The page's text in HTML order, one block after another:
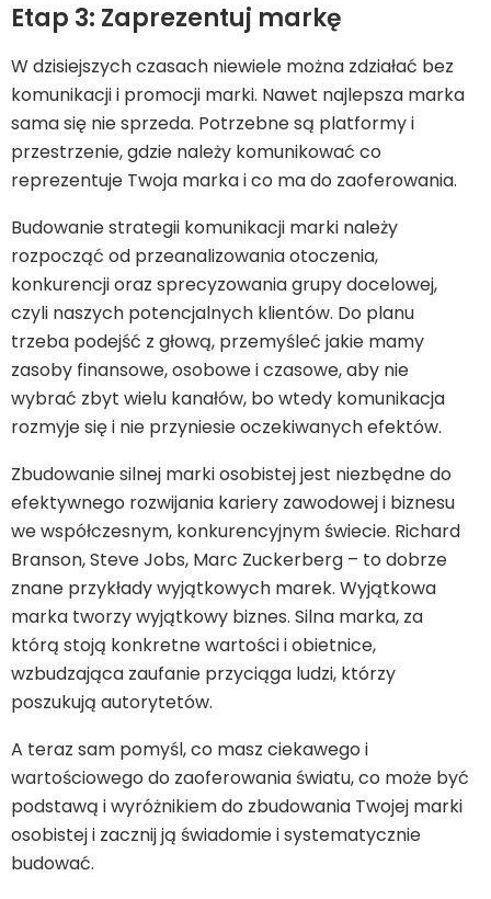
Etap 3: Zaprezentuj markę
W dzisiejszych czasach niewiele można zdziałać bez
komunikacji i promocji marki. Nawet najlepsza marka
sama się nie sprzeda. Potrzebne są platformy i
przestrzenie, gdzie należy komunikować co
reprezentuje Twoja marka i co ma do zaoferowania.
Budowanie strategii komunikacji marki należy
rozpocząć od przeanalizowania otoczenia,
konkurencji oraz sprecyzowania grupy docelowej,
czyli naszych potencjalnych klientów. Do planu
trzeba podejść z głową, przemyśleć jakie mamy
zasoby finansowe, osobowe i czasowe, aby nie
wybrać zbyt wielu kanałów, bo wtedy komunikacja
rozmyje się i nie przyniesie oczekiwanych efektów.
Zbudowanie silnej marki osobistej jest niezbędne do
efektywnego rozwijania kariery zawodowej i biznesu
we współczesnym, konkurencyjnym świecie. Richard
Branson, Steve Jobs, Marc Zuckerberg – to dobrze
znane przykłady wyjątkowych marek. Wyjątkowa
marka tworzy wyjątkowy biznes. Silna marka, za
którą stoją konkretne wartości i obietnice,
wzbudzająca zaufanie przyciąga ludzi, którzy
poszukują autorytetów.
A teraz sam pomyśl, co masz ciekawego i
wartościowego do zaoferowania światu, co może być
podstawą i wyróżnikiem do zbudowania Twojej marki
osobistej i zacznij ją świadomie i systematycznie
budować.